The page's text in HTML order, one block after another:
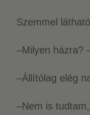
Szemmel
–Milyen házra?
–Állítólag elég
–Nem is